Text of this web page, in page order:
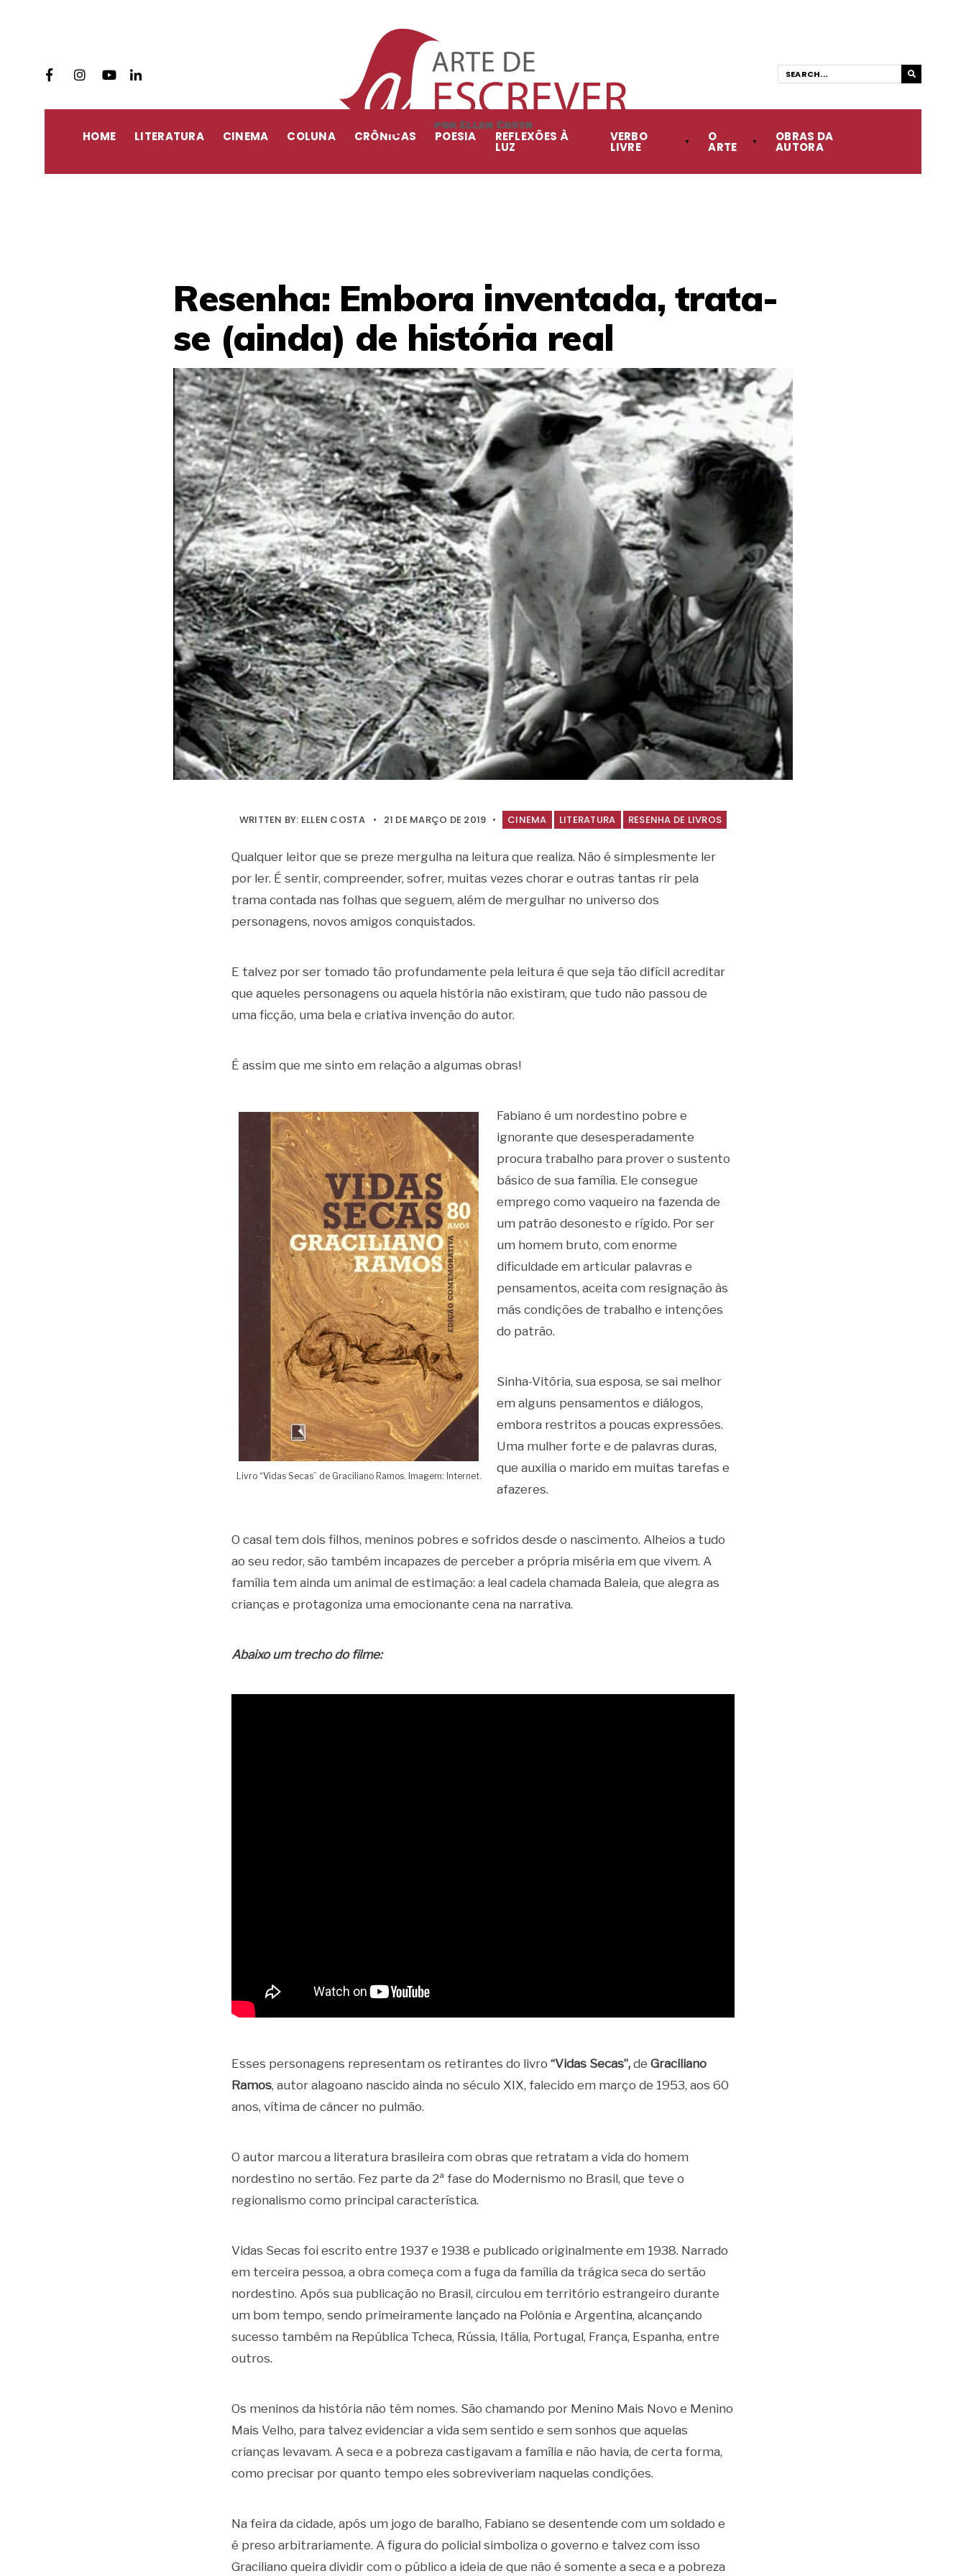
HOME LITERATURA CINEMA COLUNA CRÔNICAS POESIA REFLEXÕES À
LUZ
VERBO
LIVRE
O
ARTE
OBRAS DA
AUTORA
Resenha: Embora inventada, trata-
se (ainda) de história real
WRITTEN BY: ELLEN COSTA • 21 DE MARÇO DE 2019 • CINEMA LITERATURA RESENHA DE LIVROS
Qualquer leitor que se preze mergulha na leitura que realiza. Não é simplesmente ler
por ler. É sentir, compreender, sofrer, muitas vezes chorar e outras tantas rir pela
trama contada nas folhas que seguem, além de mergulhar no universo dos
personagens, novos amigos conquistados.
E talvez por ser tomado tão profundamente pela leitura é que seja tão difícil acreditar
que aqueles personagens ou aquela história não existiram, que tudo não passou de
uma ficção, uma bela e criativa invenção do autor.
É assim que me sinto em relação a algumas obras!
Livro “Vidas Secas” de Graciliano Ramos. Imagem: Internet.
Fabiano é um nordestino pobre e
ignorante que desesperadamente
procura trabalho para prover o sustento
básico de sua família. Ele consegue
emprego como vaqueiro na fazenda de
um patrão desonesto e rígido. Por ser
um homem bruto, com enorme
dificuldade em articular palavras e
pensamentos, aceita com resignação às
más condições de trabalho e intenções
do patrão.
Sinha-Vitória, sua esposa, se sai melhor
em alguns pensamentos e diálogos,
embora restritos a poucas expressões.
Uma mulher forte e de palavras duras,
que auxilia o marido em muitas tarefas e
afazeres.
O casal tem dois filhos, meninos pobres e sofridos desde o nascimento. Alheios a tudo
ao seu redor, são também incapazes de perceber a própria miséria em que vivem. A
família tem ainda um animal de estimação: a leal cadela chamada Baleia, que alegra as
crianças e protagoniza uma emocionante cena na narrativa.
Abaixo um trecho do filme:
Esses personagens representam os retirantes do livro “Vidas Secas”, de Graciliano
Ramos, autor alagoano nascido ainda no século XIX, falecido em março de 1953, aos 60
anos, vítima de câncer no pulmão.
O autor marcou a literatura brasileira com obras que retratam a vida do homem
nordestino no sertão. Fez parte da 2ª fase do Modernismo no Brasil, que teve o
regionalismo como principal característica.
Vidas Secas foi escrito entre 1937 e 1938 e publicado originalmente em 1938. Narrado
em terceira pessoa, a obra começa com a fuga da família da trágica seca do sertão
nordestino. Após sua publicação no Brasil, circulou em território estrangeiro durante
um bom tempo, sendo primeiramente lançado na Polônia e Argentina, alcançando
sucesso também na República Tcheca, Rússia, Itália, Portugal, França, Espanha, entre
outros.
Os meninos da história não têm nomes. São chamando por Menino Mais Novo e Menino
Mais Velho, para talvez evidenciar a vida sem sentido e sem sonhos que aquelas
crianças levavam. A seca e a pobreza castigavam a família e não havia, de certa forma,
como precisar por quanto tempo eles sobreviveriam naquelas condições.
Na feira da cidade, após um jogo de baralho, Fabiano se desentende com um soldado e
é preso arbitrariamente. A figura do policial simboliza o governo e talvez com isso
Graciliano queira dividir com o público a ideia de que não é somente a seca e a pobreza